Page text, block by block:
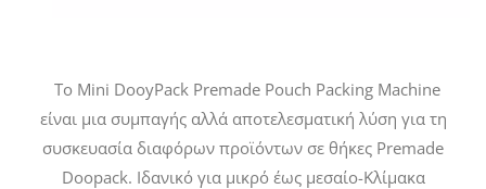
Το Mini DooyPack Premade Pouch Packing Machine
είναι μια συμπαγής αλλά αποτελεσματική λύση για τη
συσκευασία διαφόρων προϊόντων σε θήκες Premade
Doopack. Ιδανικό για μικρό έως μεσαίο-Κλίμακα